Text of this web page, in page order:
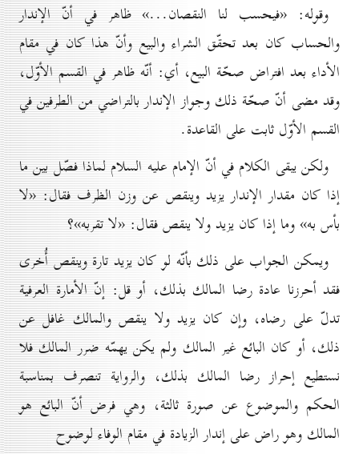
وقوله: «فيحسب لنا النقصان...» ظاهر في أنّ الإندار
والحساب كان بعد تحقّق الشراء والبيع وأنّ هذا كان في مقام
الأداء بعد افتراض صحّة البيع، أي: أنّه ظاهر في القسم الأوّل،
وقد مضى أنّ صحّة ذلك وجواز الإندار بالتراضي من الطرفين في
القسم الأوّل ثابت على القاعدة.
ولكن يبقى الكلام في أنّ الإمام عليه السلام لماذا فصّل بين ما
إذا كان مقدار الإندار يزيد وينقص عن وزن الظرف فقال: «لا
بأس به» وما إذا كان يزيد ولا ينقص فقال: «لا تقربه»؟
ويمكن الجواب على ذلك بأنّه لو كان يزيد تارة وينقص أُخرى
فقد أحرزنا عادة رضا المالك بذلك، أو قل: إنّ الأمارة العرفية
تدلّ على رضاه، وإن كان يزيد ولا ينقص والمالك غافل عن
ذلك، أو كان البائع غير المالك ولم يكن يهمّه ضرر المالك فلا
نستطيع إحراز رضا المالك بذلك، والرواية تنصرف بمناسبة
الحكم والموضوع عن صورة ثالثة، وهي فرض أنّ البائع هو
المالك وهو راض على إندار الزيادة في مقام الوفاء لوضوح